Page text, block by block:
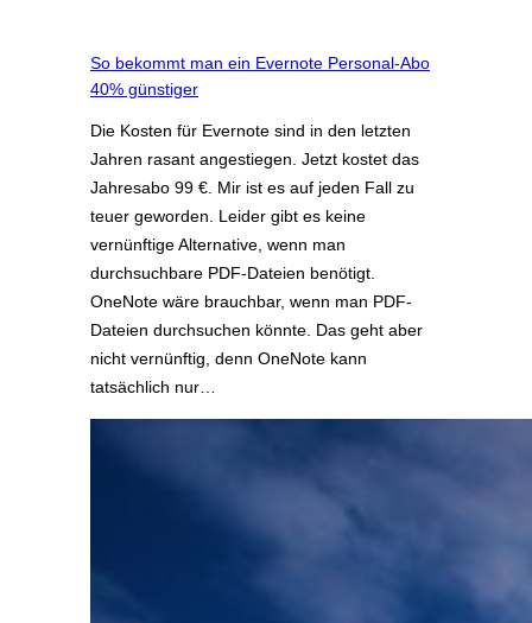
So bekommt man ein Evernote Personal-Abo
40% günstiger
Die Kosten für Evernote sind in den letzten
Jahren rasant angestiegen. Jetzt kostet das
Jahresabo 99 €. Mir ist es auf jeden Fall zu
teuer geworden. Leider gibt es keine
vernünftige Alternative, wenn man
durchsuchbare PDF-Dateien benötigt.
OneNote wäre brauchbar, wenn man PDF-
Dateien durchsuchen könnte. Das geht aber
nicht vernünftig, denn OneNote kann
tatsächlich nur…